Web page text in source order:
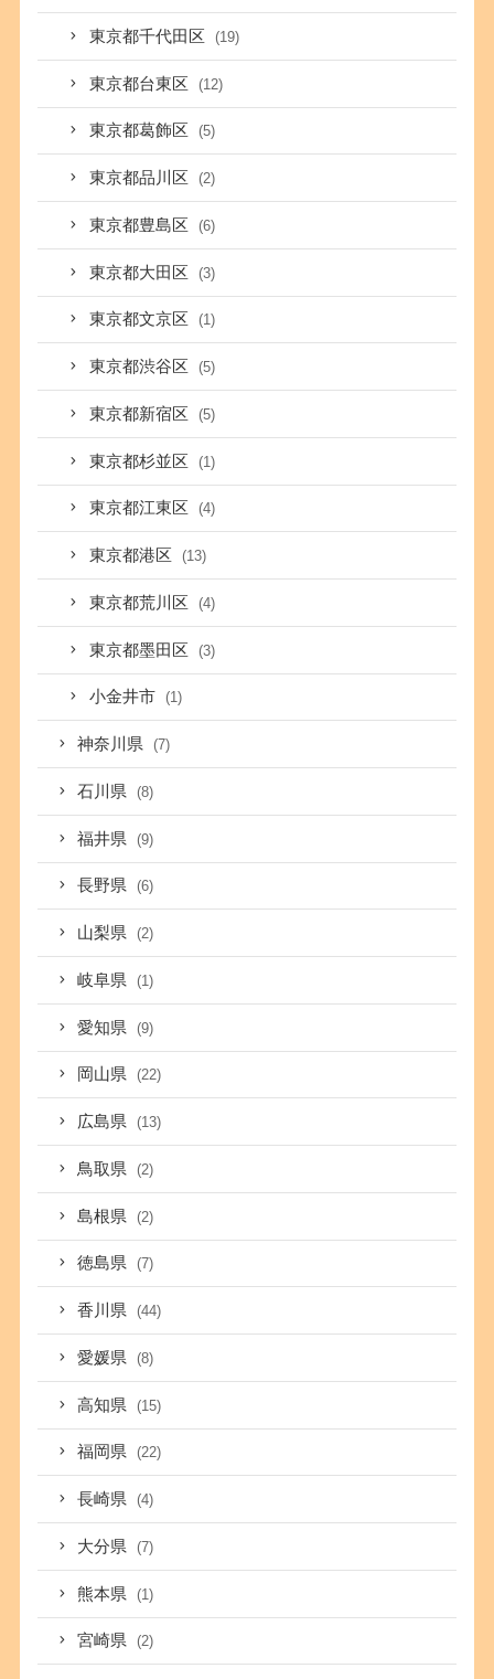
東京都千代田区 (19)
東京都台東区 (12)
東京都葛飾区 (5)
東京都品川区 (2)
東京都豊島区 (6)
東京都大田区 (3)
東京都文京区 (1)
東京都渋谷区 (5)
東京都新宿区 (5)
東京都杉並区 (1)
東京都江東区 (4)
東京都港区 (13)
東京都荒川区 (4)
東京都墨田区 (3)
小金井市 (1)
神奈川県 (7)
石川県 (8)
福井県 (9)
長野県 (6)
山梨県 (2)
岐阜県 (1)
愛知県 (9)
岡山県 (22)
広島県 (13)
鳥取県 (2)
島根県 (2)
徳島県 (7)
香川県 (44)
愛媛県 (8)
高知県 (15)
福岡県 (22)
長崎県 (4)
大分県 (7)
熊本県 (1)
宮崎県 (2)